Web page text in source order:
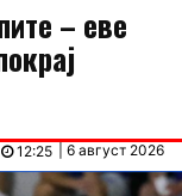
– еве
| 6 август 2026
12:25